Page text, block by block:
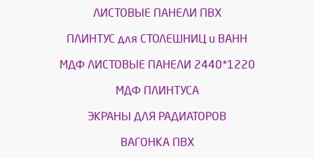
ЛИСТОВЫЕ ПАНЕЛИ ПВХ
ПЛИНТУС для СТОЛЕШНИЦ и ВАНН
МДФ ЛИСТОВЫЕ ПАНЕЛИ 2440*1220
МДФ ПЛИНТУСА
ЭКРАНЫ ДЛЯ РАДИАТОРОВ
ВАГОНКА ПВХ